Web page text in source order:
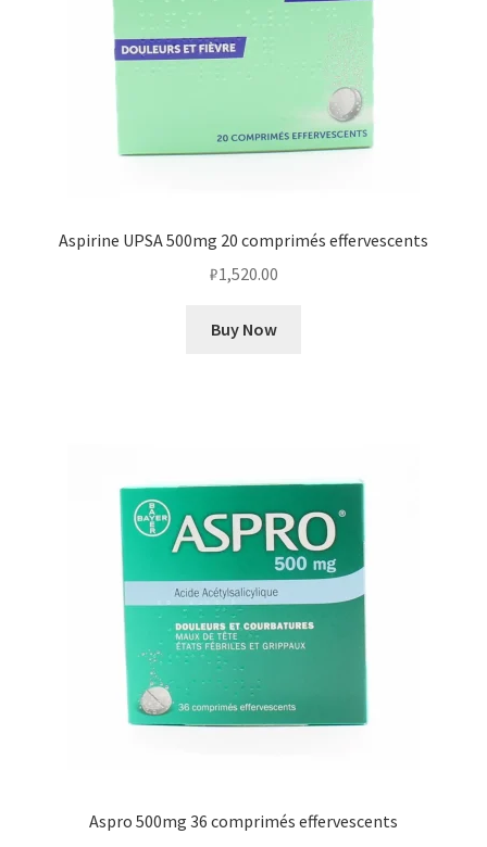
Aspirine UPSA 500mg 20 comprimés effervescents
₽1,520.00
Buy Now
Aspro 500mg 36 comprimés effervescents